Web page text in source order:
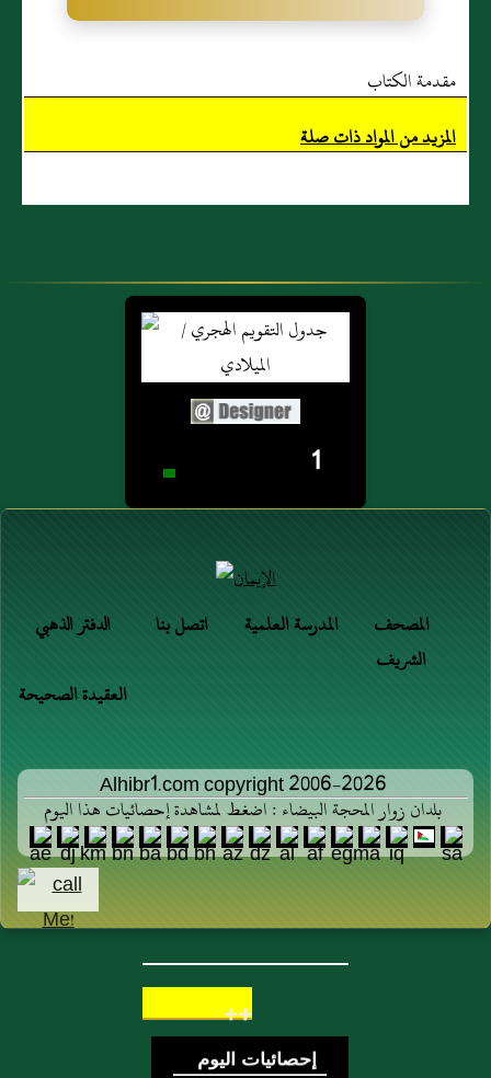
مقدمة الكتاب
المزيد من المواد ذات صلة
1
الدفتر الذهبي اتصل بنا المدرسة العلمية
المصحف
الشريف
العقيدة الصحيحة
Alhibr1.com copyright 2006-2026
بلدان زوار المحجة البيضاء : اضغط لمشاهدة إحصائيات هذا اليوم
++